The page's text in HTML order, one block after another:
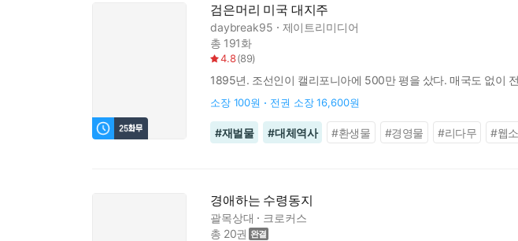
검은머리 미국 대지주
daybreak95
제이트리미디어
총 191화
4.8(89)
1895년. 조선인이 캘리포니아에 500만 평을 샀다. 매국도 없이
소장 100원 전권 소장 16,600원
#재벌물 #대체역사 #환생물 #경영물 #리다무 #웹
경애하는 수령동지
괄목상대
크로커스
총 20권